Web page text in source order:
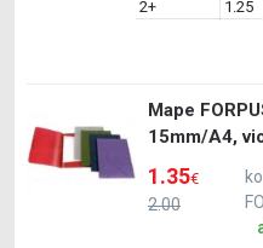
2+
1.25
Mape
15mm/A4,
2.00
1.35€